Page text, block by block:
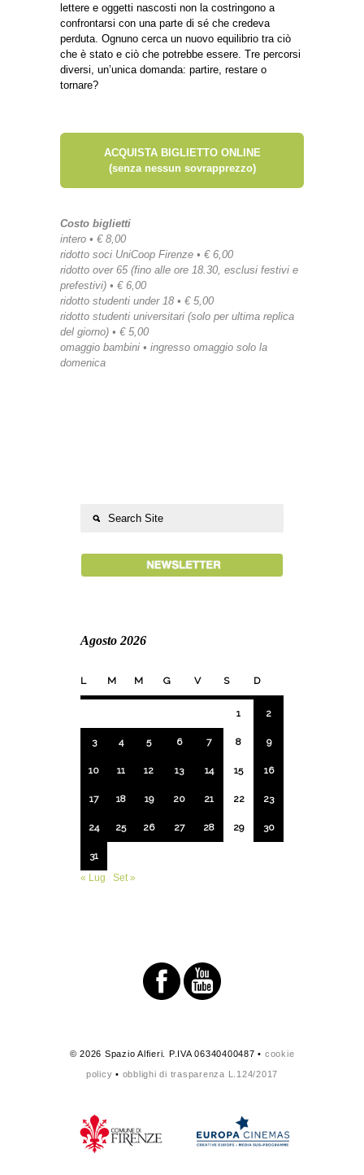
lettere e oggetti nascosti non la costringono a
confrontarsi con una parte di sé che credeva
perduta. Ognuno cerca un nuovo equilibrio tra ciò
che è stato e ciò che potrebbe essere. Tre percorsi
diversi, un’unica domanda: partire, restare o
tornare?
ACQUISTA BIGLIETTO ONLINE
(senza nessun sovrapprezzo)
Costo biglietti
intero • € 8,00
ridotto soci UniCoop Firenze • € 6,00
ridotto over 65 (fino alle ore 18.30, esclusi festivi e
prefestivi) • € 6,00
ridotto studenti under 18 • € 5,00
ridotto studenti universitari (solo per ultima replica
del giorno) • € 5,00
omaggio bambini • ingresso omaggio solo la
domenica
Agosto 2026
L M M G V S D
1 2
3 4 5 6 7 8 9
10 11 12 13 14 15 16
17 18 19 20 21 22 23
24 25 26 27 28 29 30
31
« Lug
Set »
© 2026 Spazio Alfieri. P.IVA 06340400487 • cookie
policy • obblighi di trasparenza L.124/2017